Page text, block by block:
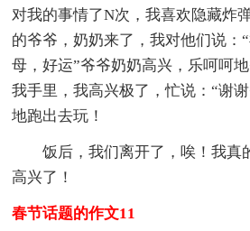
对我的事情了N次，我喜欢隐藏炸
的爷爷，奶奶来了，我对他们说：
母，好运”爷爷奶奶高兴，乐呵呵
我手里，我高兴极了，忙说：“谢
地跑出去玩！
饭后，我们离开了，唉！我真
高兴了！
春节话题的作文11